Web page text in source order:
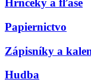
Hrnčeky a fľaše
Papiernictvo
Zápisníky a
Hudba